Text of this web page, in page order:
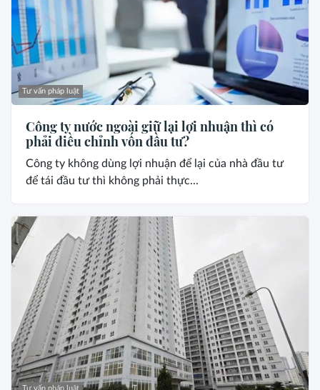
Tư vấn pháp luật
Công ty nước ngoài giữ lại lợi nhuận thì có
phải điều chỉnh vốn đầu tư?
Công ty không dùng lợi nhuận để lại của nhà đầu tư
để tái đầu tư thì không phải thực...
Tư vấn pháp luật